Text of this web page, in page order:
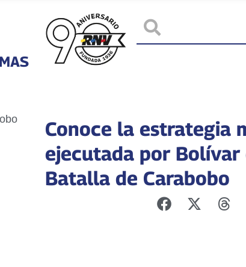
Conoce la estrategia
ejecutada por Bolívar
Batalla de Carabobo